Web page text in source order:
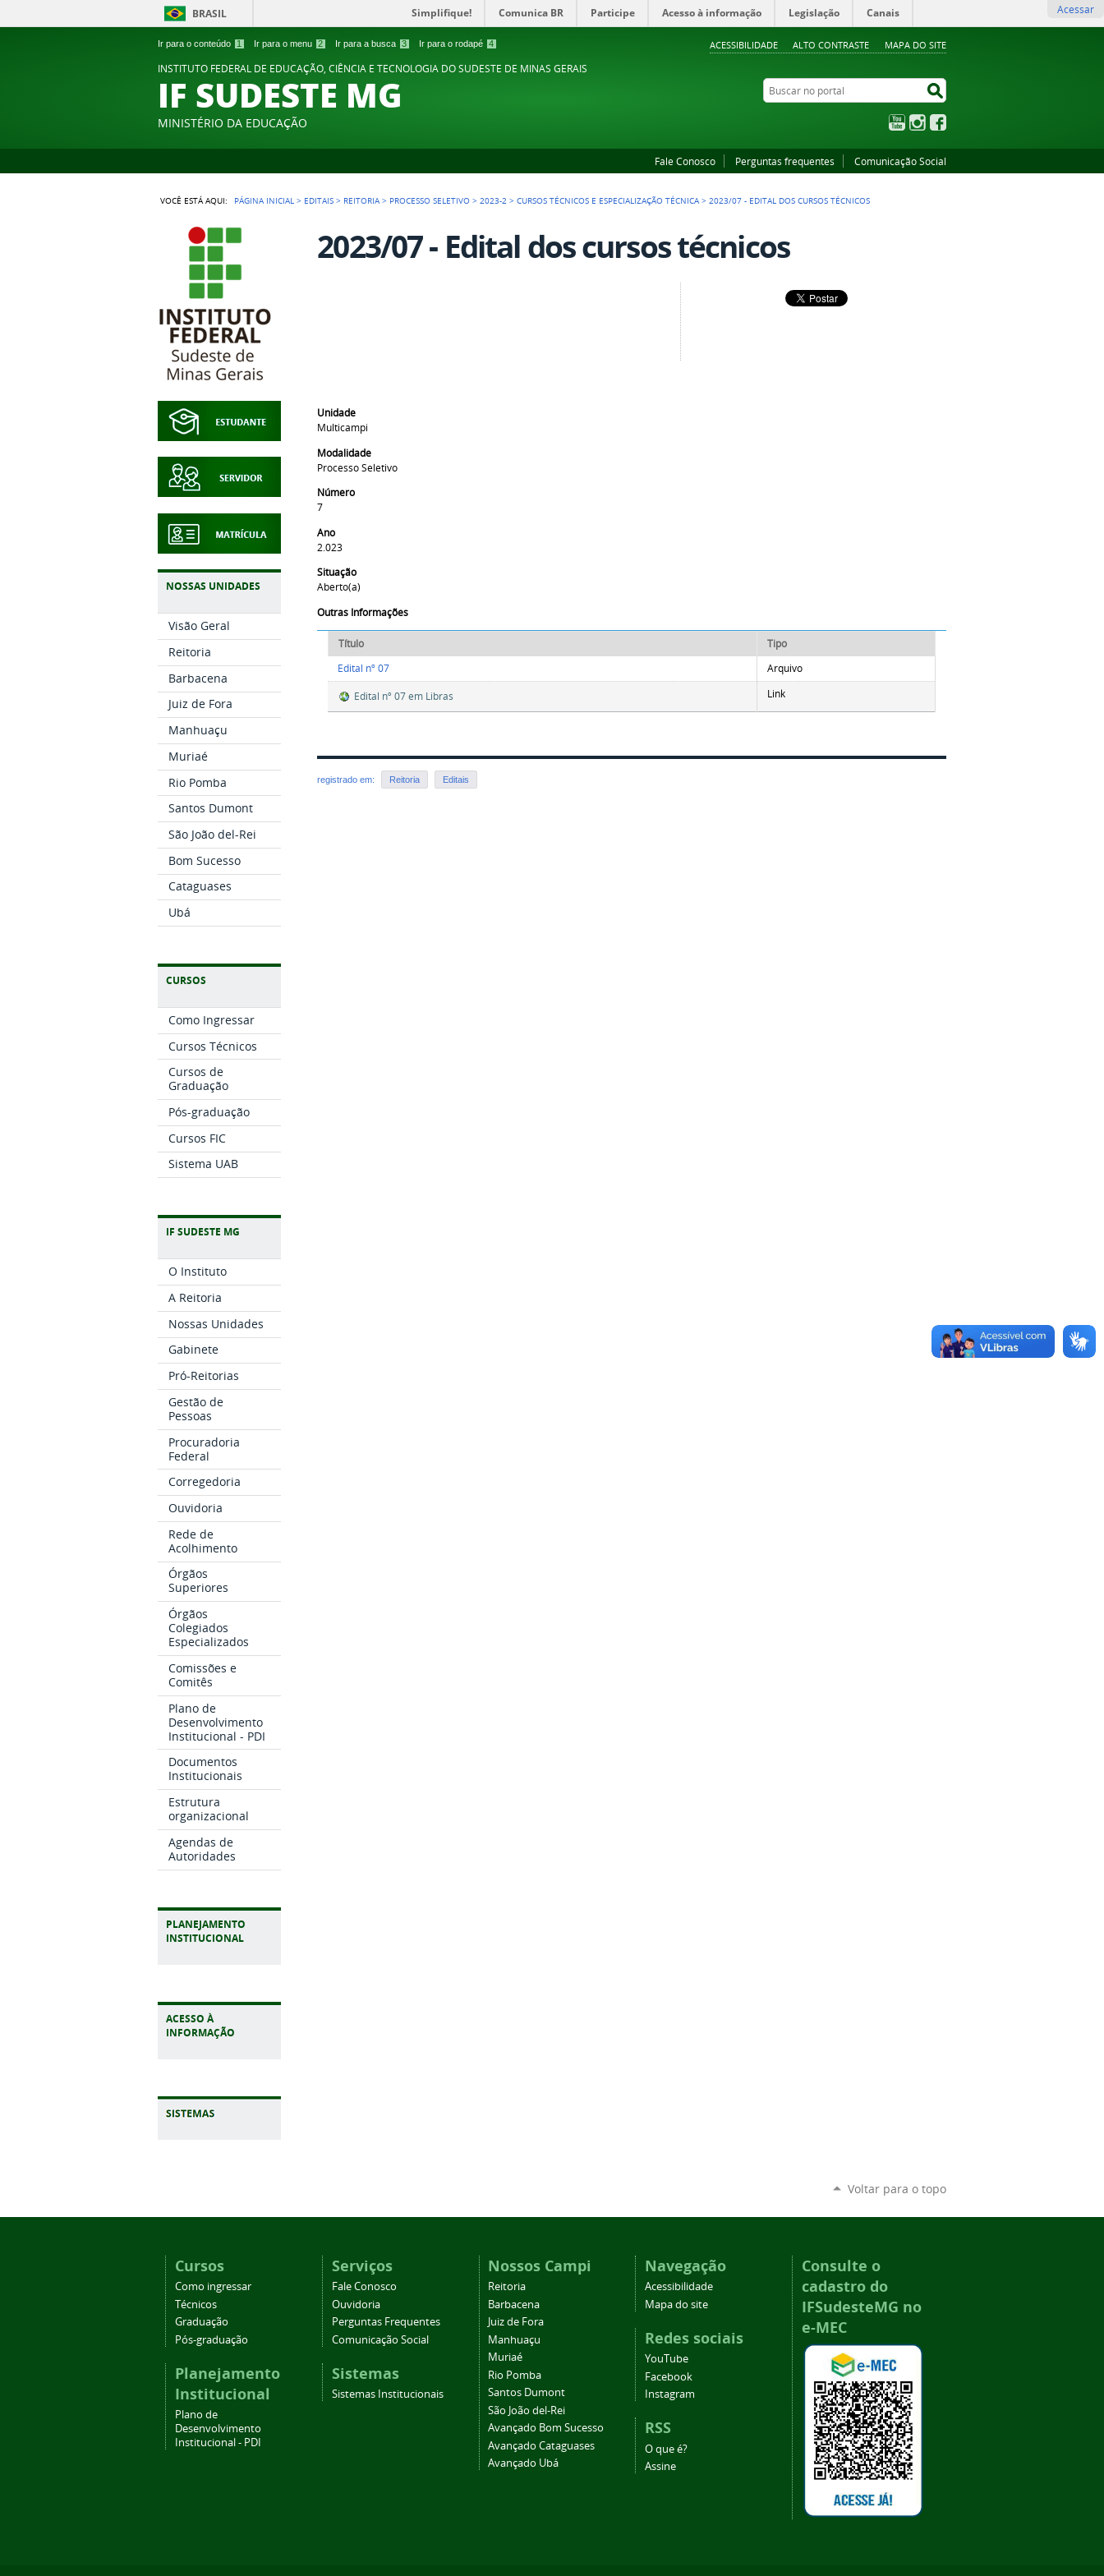
Ir para o conteúdo 1 Ir para o menu 2 Ir para a busca 3 Ir para o rodapé 4 ACESSIBILIDADE ALTO CONTRASTE MAPA DO SITE
BRASIL Simplifique! Comunica BR Participe Acesso à informação Legislação Canais Acessar
INSTITUTO FEDERAL DE EDUCAÇÃO, CIÊNCIA E TECNOLOGIA DO SUDESTE DE MINAS GERAIS
IF SUDESTE MG
MINISTÉRIO DA EDUCAÇÃO
Buscar no portal
YouTubeInstagram
Fale Conosco Perguntas frequentes Comunicação Social
VOCÊ ESTÁ AQUI: PÁGINA INICIAL > EDITAIS > REITORIA > PROCESSO SELETIVO >2023-2 >CURSOS TÉCNICOS E ESPECIALIZAÇÃO TÉCNICA >2023/07 - EDITAL DOS CURSOS TÉCNICOS
NOSSAS UNIDADES
Visão Geral
Reitoria
Barbacena
Juiz de Fora
Manhuaçu
Muriaé
Rio Pomba
Santos Dumont
São João del-Rei
Bom Sucesso
Cataguases
Ubá
CURSOS
Como Ingressar
Cursos Técnicos
Cursos de
Graduação
Pós-graduação
Cursos FIC
Sistema UAB
IF SUDESTE MG
O Instituto
A Reitoria
Nossas Unidades
Gabinete
Pró-Reitorias
Gestão de
Pessoas
Procuradoria
Federal
Corregedoria
Ouvidoria
Rede de
Acolhimento
Órgãos
Superiores
Órgãos
Colegiados
Especializados
Comissões e
Comitês
Plano de
Desenvolvimento
Institucional - PDI
Documentos
Institucionais
Estrutura
organizacional
Agendas de
Autoridades
PLANEJAMENTO
INSTITUCIONAL
ACESSO À
INFORMAÇÃO
2023/07 - Edital dos cursos técnicos
Unidade
Multicampi
Modalidade
Processo Seletivo
Número
7
Ano
2.023
Situação
Aberto(a)
Outras Informações
Título
Tipo
Edital nº 07
Arquivo
Edital nº 07 em Libras
Link
registrado em: Reitoria Editais
Voltar para o topo
Cursos
Como ingressar
Técnicos
Graduação
Pós-graduação
Planejamento
Institucional
Plano de
Desenvolvimento
Institucional - PDI
Serviços
Fale Conosco
Ouvidoria
Perguntas Frequentes
Comunicação Social
Sistemas
Sistemas Institucionais
Nossos Campi
Reitoria
Barbacena
Juiz de Fora
Manhuaçu
Muriaé
Rio Pomba
Santos Dumont
São João del-Rei
Avançado Bom Sucesso
Avançado Cataguases
Avançado Ubá
Navegação
Acessibilidade
Mapa do site
Redes sociais
YouTube
Facebook
Instagram
RSS
O que é?
Assine
Consulte o
cadastro do
IFSudesteMG no
e-MEC